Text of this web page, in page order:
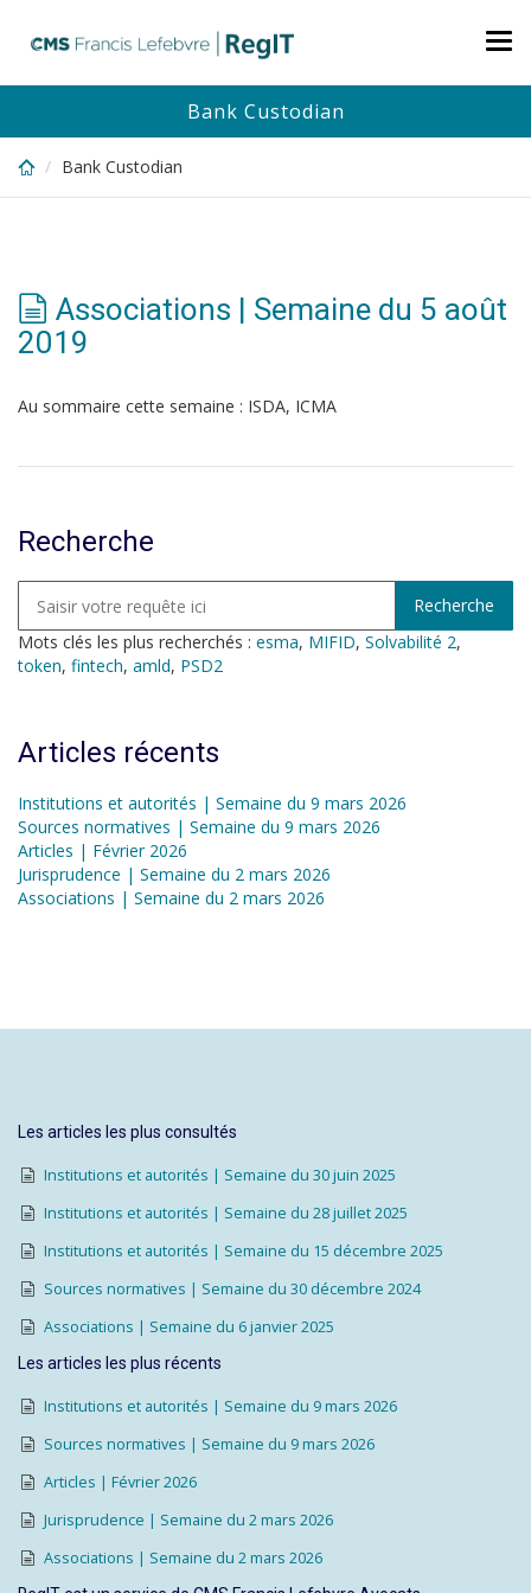
content
Bank Custodian
Bank Custodian
Associations | Semaine du 5 août
2019
Au sommaire cette semaine : ISDA, ICMA
Recherche
Mots clés les plus recherchés : esma, MIFID, Solvabilité 2,
token, fintech, amld, PSD2
Articles récents
Institutions et autorités | Semaine du 9 mars 2026
Sources normatives | Semaine du 9 mars 2026
Articles | Février 2026
Jurisprudence | Semaine du 2 mars 2026
Associations | Semaine du 2 mars 2026
Les articles les plus consultés
Institutions et autorités | Semaine du 30 juin 2025
Institutions et autorités | Semaine du 28 juillet 2025
Institutions et autorités | Semaine du 15 décembre 2025
Sources normatives | Semaine du 30 décembre 2024
Associations | Semaine du 6 janvier 2025
Les articles les plus récents
Institutions et autorités | Semaine du 9 mars 2026
Sources normatives | Semaine du 9 mars 2026
Articles | Février 2026
Jurisprudence | Semaine du 2 mars 2026
Associations | Semaine du 2 mars 2026